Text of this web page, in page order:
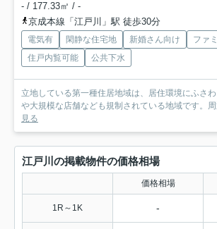
- / 177.33㎡ / -
京成本線「江戸川」駅 徒歩30分
電気有 閑静な住宅地 新婚さん向け
ファ
住戸内覧可能
公共下水
立地している第一種住居地域は、居住環境にふさ
や大規模な店舗なども規制されている地域です。
見る
江戸川の掲載物件の価格相場
価格相場
1R～1K -